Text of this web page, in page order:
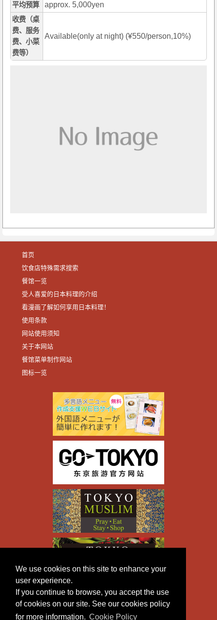
We use cookies on this site to enhance your
user experience.
If you continue to browse, you accept the use
of cookies on our site. See our cookies policy
for more information. Cookie Policy
平均预算 approx. 5,000yen
收费（桌
费、服务
费、小菜
费等）
Available(only at night) (¥550/person,10%)
首页
饮食店特殊需求搜索
餐馆一览
受人喜爱的日本料理的介绍
看漫画了解如何享用日本料理！
使用条款
网站使用须知
关于本网站
餐馆菜单制作网站
图标一览